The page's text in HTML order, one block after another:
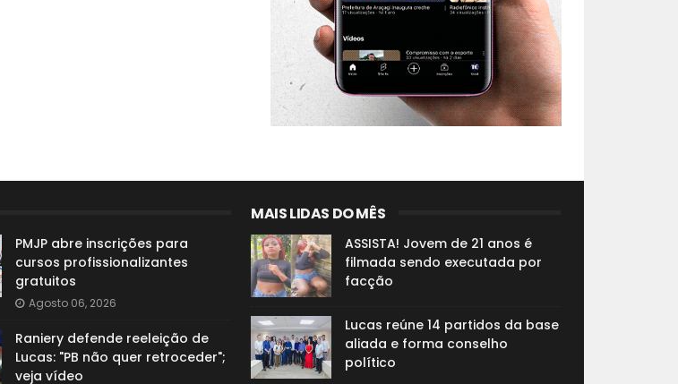
PMJP abre inscrições para
cursos profissionalizantes
gratuitos
Agosto 06, 2026
Raniery defende reeleição de
Lucas: "PB não quer retroceder";
veja vídeo
MAIS LIDAS DO MÊS
ASSISTA! Jovem de 21 anos é
filmada sendo executada por
facção
Lucas reúne 14 partidos da base
aliada e forma conselho
político